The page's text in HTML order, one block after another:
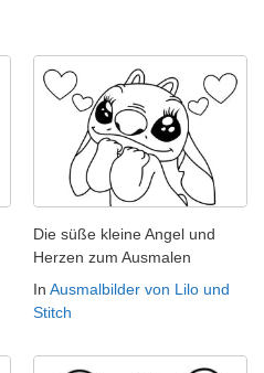
Die süße kleine Angel und
Herzen zum Ausmalen
In Ausmalbilder von Lilo und
Stitch